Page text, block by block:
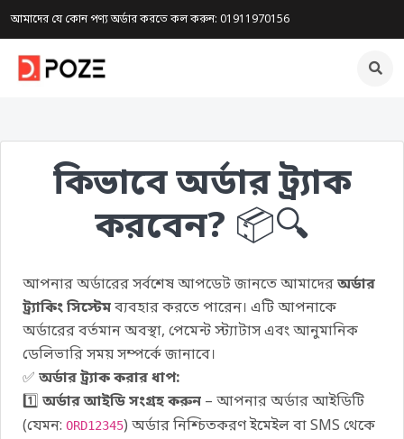
আমাদের যে কোন পণ্য অর্ডার করতে কল করুন: 01911970156
কিভাবে অর্ডার ট্র্যাক
করবেন? 📦🔍
আপনার অর্ডারের সর্বশেষ আপডেট জানতে আমাদেরঅর্ডার
ট্র্যাকিং সিস্টেমব্যবহার করতে পারেন। এটি আপনাকে
অর্ডারের বর্তমান অবস্থা, পেমেন্ট স্ট্যাটাস এবং আনুমানিক
ডেলিভারি সময় সম্পর্কে জানাবে।
✅ অর্ডার ট্র্যাক করার ধাপ:
1️⃣ অর্ডার আইডি সংগ্রহ করুন – আপনার অর্ডার আইডিটি
(যেমন: ORD12345) অর্ডার নিশ্চিতকরণ ইমেইল বা SMS থেকে